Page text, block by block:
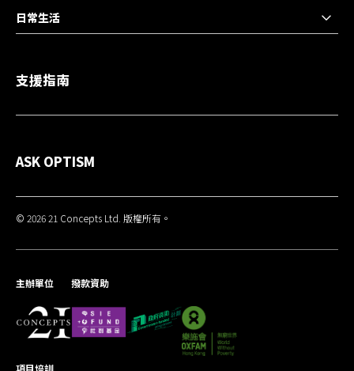
日常生活
支援指南
ASK OPTISM
© 2026 21 Concepts Ltd. 版權所有。
主辦單位 撥款資助